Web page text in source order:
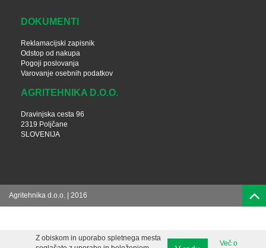
DOKUMENTI
Reklamacijski zapisnik
Odstop od nakupa
Pogoji poslovanja
Varovanje osebnih podatkov
AGRITEHNIKA D.O.O.
Dravinjska cesta 96
2319 Poljčane
SLOVENIJA
Agritehnika d.o.o. | 2016
Z obiskom in uporabo spletnega mesta
Več o